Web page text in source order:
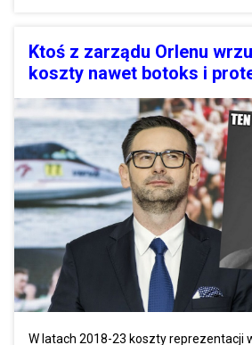
Ktoś z zarządu Orlenu
koszty nawet botoks i
W latach 2018-23 koszty reprezentacji